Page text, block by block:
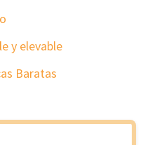
y elevable
Baratas